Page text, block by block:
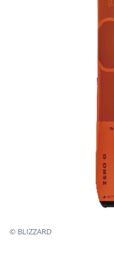
© BLIZZARD